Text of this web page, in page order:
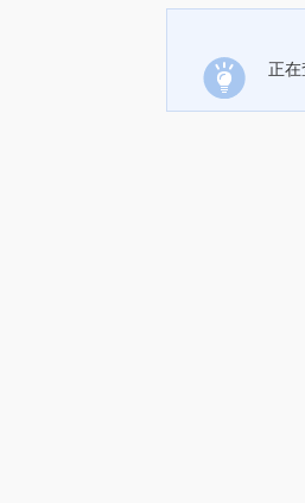
正在